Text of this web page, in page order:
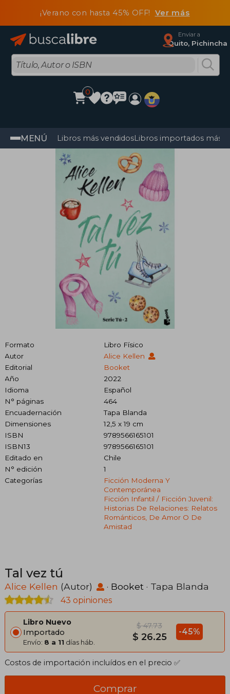
¡Verano con hasta 45% OFF! Ver más
Enviar a
Quito, Pichincha
0
MENÚ Libros más vendidosLibros importados más
Formato
Libro Físico
Autor
Alice Kellen
Editorial
Booket
Año
2022
Idioma
Español
N° páginas
464
Encuadernación
Tapa Blanda
Dimensiones
12,5 x 19 cm
ISBN
9789566165101
ISBN13
9789566165101
Editado en
Chile
N° edición
1
Categorías
Ficción Moderna Y
Contemporánea
Ficción Infantil / Ficción Juvenil:
Historias De Relaciones: Relatos
Románticos, De Amor O De
Amistad
Tal vez tú
Alice Kellen (Autor) · Booket · Tapa Blanda
43 opiniones
Libro Nuevo
Importado
Envío: 8 a 11 días háb.
$ 47.73
$ 26.25 -45%
Costos de importación incluídos en el precio ✅
Comprar